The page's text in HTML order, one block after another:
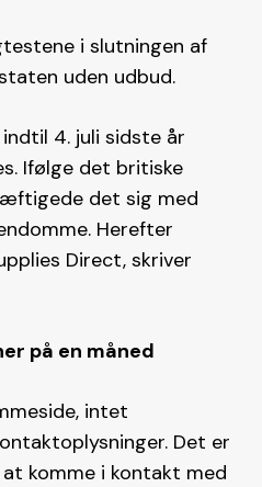
i slutningen af
uden udbud.
4. juli sidste år
Ifølge det britiske
det sig med
Herefter
Direct, skriver
på en måned
intet
Det er
at komme i kontakt med